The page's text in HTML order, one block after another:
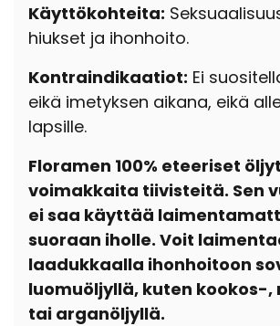
Käyttökohteita:
hiukset ja ihonhoito.
Kontraindikaatiot: Ei
eikä imetyksen aikana, eikä
lapsille.
Floramen 100% eteeriset
voimakkaita tiivisteitä. Sen
ei saa käyttää
suoraan iholle. Voit
laadukkaalla ihonhoitoon
luomuöljyllä, kuten kookos-
tai arganöljyllä.